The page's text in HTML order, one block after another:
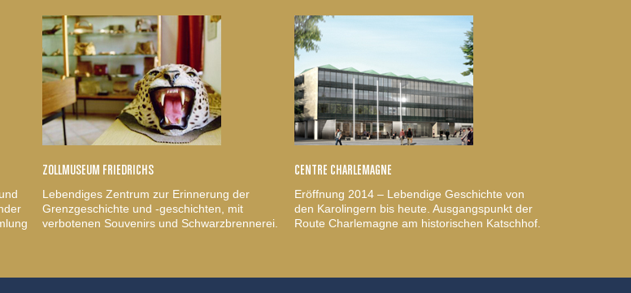
ZOLLMUSEUM FRIEDRICHS
Lebendiges Zentrum zur Erinnerung der
Grenzgeschichte und -geschichten, mit
verbotenen Souvenirs und Schwarzbrennerei.
CENTRE CHARLEMAGNE
Eröffnung 2014 – Lebendige Geschichte von
den Karolingern bis heute. Ausgangspunkt der
Route Charlemagne am historischen Katschhof.